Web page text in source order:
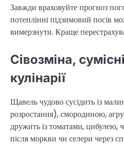
Завжди враховуйте прогноз
потеплінні підзимовий посів
вимерзнути. Краще
Сівозміна,
кулінарії
Щавель чудово сусідить із
розростання), смородиною,
дружить із томатами, цибулею,
після моркви чи селери через